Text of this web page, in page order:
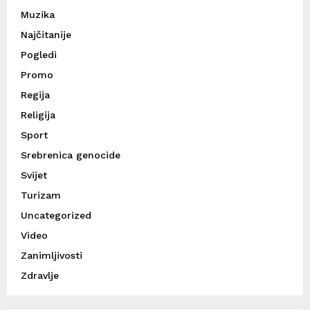
Muzika
Najčitanije
Pogledi
Promo
Regija
Religija
Sport
Srebrenica genocide
Svijet
Turizam
Uncategorized
Video
Zanimljivosti
Zdravlje